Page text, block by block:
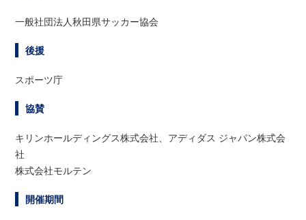
一般社団法人秋田県サッカー協会
後援
スポーツ庁
協賛
キリンホールディングス株式会社、アディダス ジャパン株式会
社
株式会社モルテン
開催期間